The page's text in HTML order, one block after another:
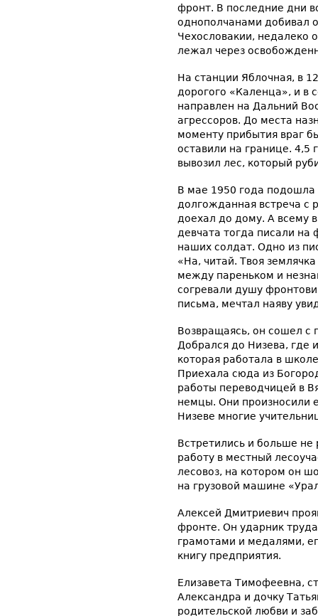
фронт. В последние дни
однополчанами добивал
Чехословакии, недалеко
лежал через
На станции Яблочная, в
дорогого «Каленца», и в
направлен на Дальний
агрессоров. До места
моменту прибытия враг
оставили на границе.
вывозил лес, который
В мае 1950 года подошла
долгожданная встреча с
доехал до дому. А всему
девчата тогда писали
наших солдат. Одно из
«На, читай. Твоя
между пареньком и
согревали душу
письма, мечтал наяву
Возвращаясь, он сошел с
Добрался до Низева, где
которая работала в
Приехала сюда из
работы переводчицей в
немцы. Они произносили
Низеве многие
Встретились и больше не
работу в местный
лесовоз, на котором он
на грузовой машине
Алексей Дмитриевич
фронте. Он ударник
грамотами и медалями,
книгу предприятия.
Елизавета Тимофеевна,
Александра и дочку
родительской любви и